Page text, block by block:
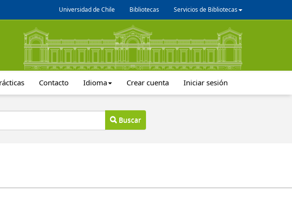
Universidad de Chile Bibliotecas Servicios de Bibliotecas
Contacto Idioma Crear cuenta Iniciar sesión
Buscar